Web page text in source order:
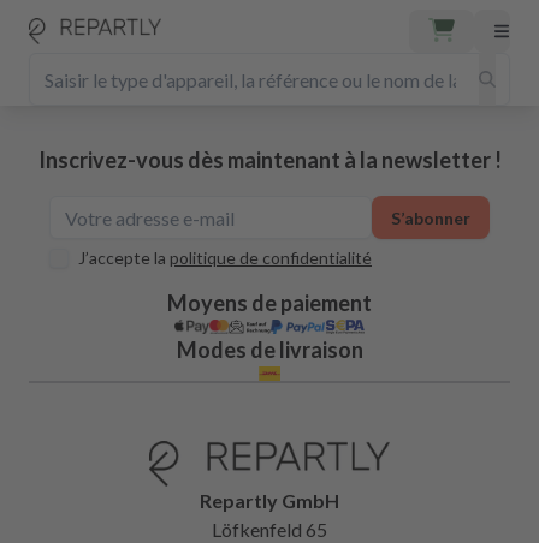
Inscrivez-vous dès maintenant à la newsletter !
J’accepte la politique de confidentialité
S’abonner
Moyens de paiement
Modes de livraison
Repartly GmbH
Löfkenfeld 65